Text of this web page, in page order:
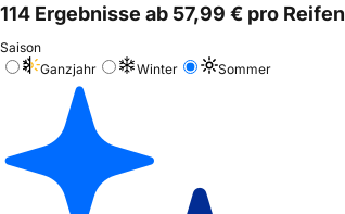
114 Ergebnisse ab 57,99 € pro Reifen
Saison
Ganzjahr
Winter Sommer